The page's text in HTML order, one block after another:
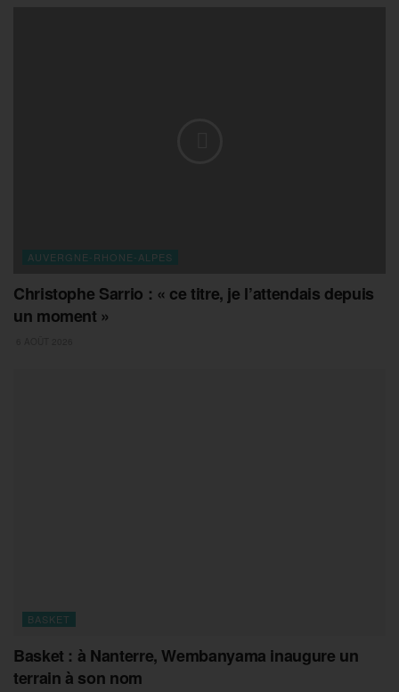
AUVERGNE-RHONE-ALPES
Christophe Sarrio : « ce titre, je l’attendais depuis
un moment »
BASKET
Basket : à Nanterre, Wembanyama inaugure un
terrain à son nom